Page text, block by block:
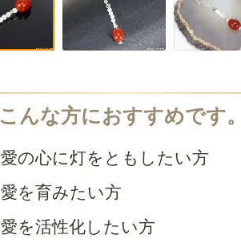
愛の心に灯をともしたい方
愛を育みたい方
愛を活性化したい方